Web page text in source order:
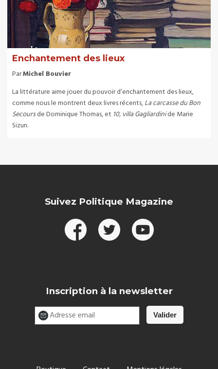
Enchantement des lieux
ParMichel Bouvier
La littérature aime jouer du pouvoir d’enchantement des lieux,
comme nous le montrent deux livres récents,La carcasse du Bon
Secoursde Dominique Thomas, et 10, villa Gagliardinide Marie
Sizun.
Suivez Politique Magazine
Inscription à la newsletter